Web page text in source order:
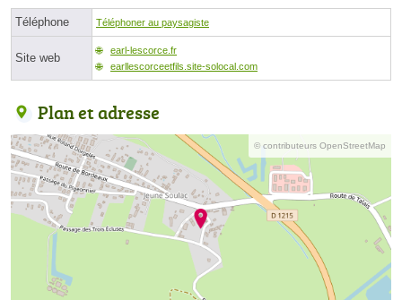
Téléphone Téléphoner au paysagiste
Site web
earl-lescorce.fr
earllescorceetfils.site-solocal.com
Plan et adresse
© contributeurs OpenStreetMap